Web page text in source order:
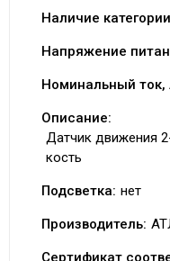
Наличие
Напряжение
Номинальный ток,
Описание:
Датчик движения
кость
Подсветка: нет
Производитель:
Сертификат